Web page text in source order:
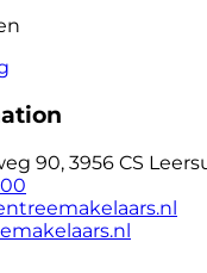
90, 3956 CS